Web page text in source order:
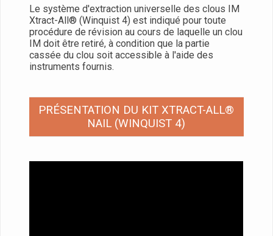
Le système d'extraction universelle des clous IM
Xtract-All® (Winquist 4) est indiqué pour toute
procédure de révision au cours de laquelle un clou
IM doit être retiré, à condition que la partie
cassée du clou soit accessible à l'aide des
instruments fournis.
PRÉSENTATION DU KIT XTRACT-ALL®
NAIL (WINQUIST 4)